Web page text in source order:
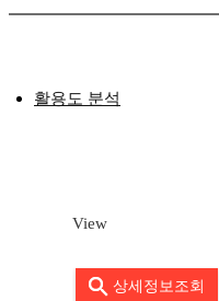
활용도 분석
View
상세정보조회